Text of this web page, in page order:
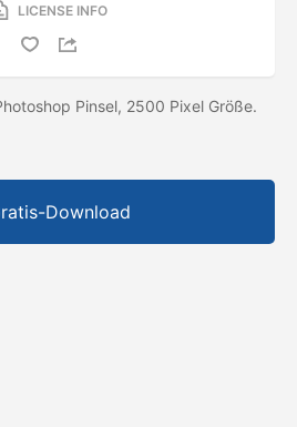
LICENSE INFO
Pinsel, 2500 Pixel Größe.
Download